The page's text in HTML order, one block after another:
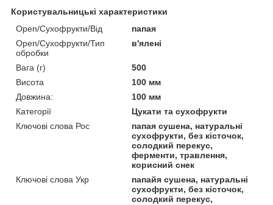
Користувальницькі характеристики
Open/Сухофрукти/Від
папая
Open/Сухофрукти/Тип
обробки
в'ялені
Вага (г)
500
Висота
100 мм
Довжина:
100 мм
Категорії
Цукати та сухофрукти
Ключові слова Рос
папая сушена, натуральні
сухофрукти, без кісточок,
солодкий перекус,
ферменти, травлення,
корисний снек
Ключові слова Укр
папайя сушена, натуральні
сухофрукти, без кісточок,
солодкий перекус,